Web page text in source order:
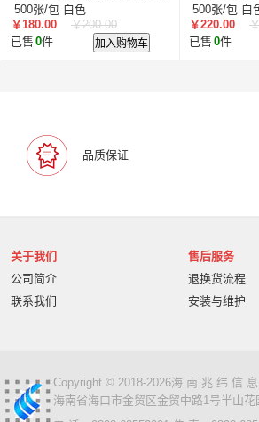
500张/包 白色
￥180.00
￥200.00
已售 0件 加入购物车
500张/包 白
￥220.00
已售 0件
品质保证
关于我们
公司简介
联系我们
售后服务
退换货流程
安装与维护
Copyright © 2018-2026海 南 兆 纬 信
海南省海口市金贸区金贸中路1号半山花